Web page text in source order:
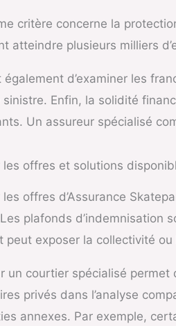
critère concerne la
atteindre plusieurs milliers
également d’examiner les
sinistre. Enfin, la solidité
Un assureur spécialisé
les offres et solutions
les offres d’Assurance
plafonds d’indemnisation
peut exposer la collectivité ou
un courtier spécialisé
privés dans l’analyse
annexes. Par exemple,